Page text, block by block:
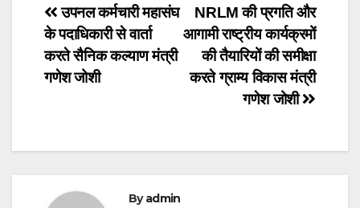
Post
navigation
NRLM की प्रगति और
आगामी राष्ट्रीय कार्यक्रमों
की तैयारियों की समीक्षा
करते ग्राम्य विकास मंत्री
गणेश जोशी
उपनल कर्मचारी महासंघ
के पदाधिकारी से वार्ता
करते सैनिक कल्याण मंत्री
गणेश जोशी
Byadmin